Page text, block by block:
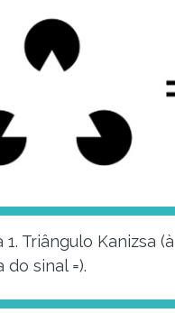
1. Triângulo Kanizsa
do sinal =).